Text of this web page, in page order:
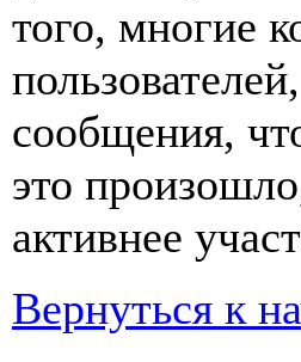
того, многие
сообщения,
это
активнее
Вернуться к